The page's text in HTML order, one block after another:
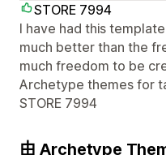
STORE 7994
I have had this
much better than the
much freedom to be
Archetype themes for
STORE 7994
由 Archetype